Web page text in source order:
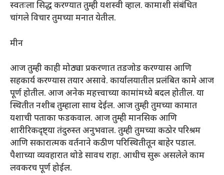
स्वतःला सिद्ध करण्यात तुम्ही यशस्वी व्हाल. कामाशी संबंधित
चांगले विचार तुमच्या मनात येतील.
मीन
आज तुम्ही काही मोठ्या प्रकरणात तडजोड करण्यास आणि
सहकार्य करण्यास तयार असावे. कार्यालयातील प्रलंबित कामे आज
पूर्ण होतील. आज अनेक महत्त्वाच्या कामांमध्ये बदल होतील. या
स्थितीत नशीब तुम्हाला साथ देईल. आज तुम्ही तुमच्या कामात
यशाची पताका फडकवाल. आज तुम्ही मानसिक आणि
शारीरिकदृष्ट्या तंदुरुस्त अनुभवाल. तुम्ही तुमच्या कठोर परिश्रम
आणि सकारात्मक वर्तनाने कठीण परिस्थितीतून बाहेर पडाल.
पैशाच्या व्यवहारात थोडे सावध राहा. आधीच सुरू असलेले काम
लवकरच पूर्ण होईल.